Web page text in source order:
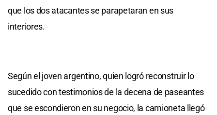
que los dos atacantes se parapetaran en sus
interiores.
Según el joven argentino, quien logró reconstruir lo
sucedido con testimonios de la decena de paseantes
que se escondieron en su negocio, la camioneta llegó